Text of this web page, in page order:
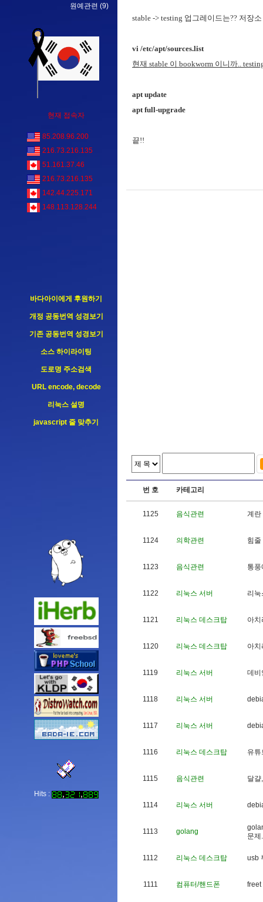
원예관련 (9)
현재 접속자
85.208.96.200
216.73.216.135
51.161.37.46
216.73.216.135
142.44.225.171
148.113.128.244
바다아이에게 후원하기
개정 공동번역 성경보기
기존 공동번역 성경보기
소스 하이라이팅
도로명 주소검색
URL encode, decode
리눅스 설명
javascript 줄 맞추기
Hits :
stable -> testing 업그레이드는?? 저장
vi /etc/apt/sources.list
현재 stable 이 bookworm 이니까..
apt update
apt full-upgrade
끝!!
번 호 카테고리
1125 음식관련 계 란
1124 의학관련 힘 줄
1123 음식관련 통풍
1122 리눅스 서버 리 눅
1121 리눅스 데스크탑 아치
1120 리눅스 데스크탑 아치
1119 리눅스 서버 데 비
1118 리눅스 서버 debi
1117 리눅스 서버 debi
1116 리눅스 데스크탑 유튜
1115 음식관련 달걀,
1114 리눅스 서버 debi
1113 golang go a
문제 .
1112 리눅스 데스크탑 usb
1111 컴퓨터/핸드폰 freet